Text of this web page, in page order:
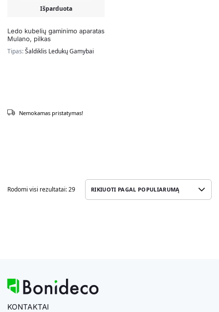
Išparduota
Ledo kubelių gaminimo aparatas
Mulano, pilkas
Tipas:Šaldiklis Ledukų Gamybai
Nemokamas pristatymas!
Rodomi visi rezultatai: 29
KONTAKTAI